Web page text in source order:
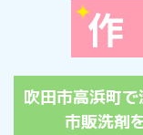
作
吹田市高浜町
市販洗剤